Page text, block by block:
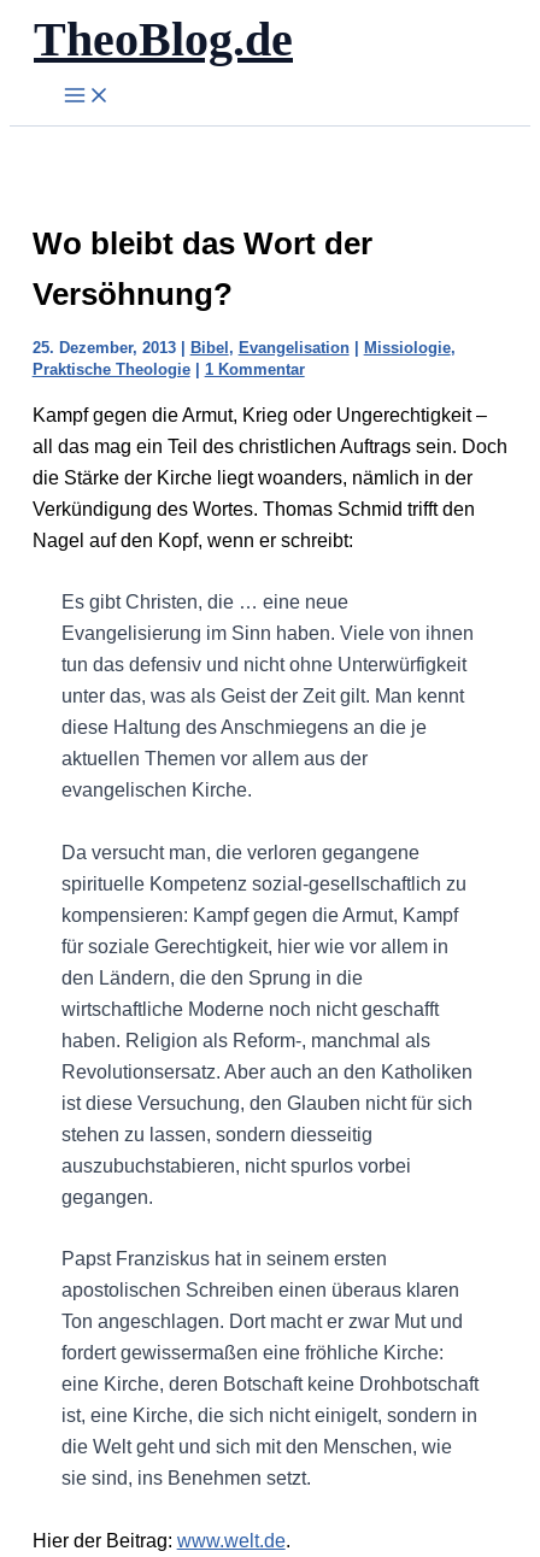
Zum
Inhalt
springen
TheoBlog.de
Wo bleibt das Wort der
Versöhnung?
25. Dezember, 2013 | Bibel, Evangelisation| Missiologie,
Praktische Theologie| 1 Kommentar
Kampf gegen die Armut, Krieg oder Ungerechtigkeit –
all das mag ein Teil des christlichen Auftrags sein. Doch
die Stärke der Kirche liegt woanders, nämlich in der
Verkündigung des Wortes. Thomas Schmid trifft den
Nagel auf den Kopf, wenn er schreibt:
Es gibt Christen, die … eine neue
Evangelisierung im Sinn haben. Viele von ihnen
tun das defensiv und nicht ohne Unterwürfigkeit
unter das, was als Geist der Zeit gilt. Man kennt
diese Haltung des Anschmiegens an die je
aktuellen Themen vor allem aus der
evangelischen Kirche.
Da versucht man, die verloren gegangene
spirituelle Kompetenz sozial-gesellschaftlich zu
kompensieren: Kampf gegen die Armut, Kampf
für soziale Gerechtigkeit, hier wie vor allem in
den Ländern, die den Sprung in die
wirtschaftliche Moderne noch nicht geschafft
haben. Religion als Reform-, manchmal als
Revolutionsersatz. Aber auch an den Katholiken
ist diese Versuchung, den Glauben nicht für sich
stehen zu lassen, sondern diesseitig
auszubuchstabieren, nicht spurlos vorbei
gegangen.
Papst Franziskus hat in seinem ersten
apostolischen Schreiben einen überaus klaren
Ton angeschlagen. Dort macht er zwar Mut und
fordert gewissermaßen eine fröhliche Kirche:
eine Kirche, deren Botschaft keine Drohbotschaft
ist, eine Kirche, die sich nicht einigelt, sondern in
die Welt geht und sich mit den Menschen, wie
sie sind, ins Benehmen setzt.
Hier der Beitrag: www.welt.de.